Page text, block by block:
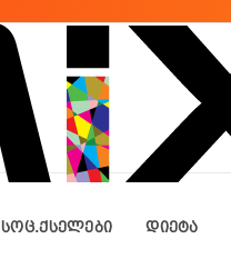
ᲡᲝᲪ.ᲥᲡᲔᲚᲔᲑᲘ ᲓᲘᲔᲢᲐ